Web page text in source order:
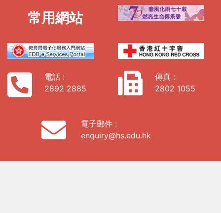
常用網站
電話 :
2892 2885
傳真 :
2802 1055
電子郵件 :
enquiry@hs.edu.hk